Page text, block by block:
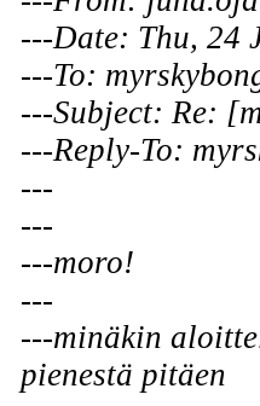
---Date: Thu, 24
---To:
---Subject: Re:
---Reply-To:
---
---
---moro!
---
---minäkin
pienestä pitäen